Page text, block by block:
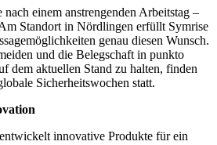
einem anstrengenden Arbeitstag –
Standort in Nördlingen erfüllt Symrise
genau diesen Wunsch.
und die Belegschaft in punkto
dem aktuellen Stand zu halten, finden
Sicherheitswochen statt.
innovative Produkte für ein